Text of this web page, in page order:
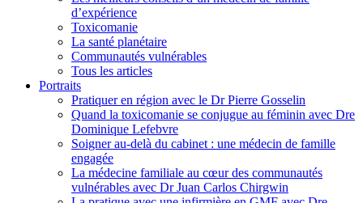
d’expérience
Toxicomanie
La santé planétaire
Communautés vulnérables
Tous les articles
Portraits
Pratiquer en région avec le Dr Pierre Gosselin
Quand la toxicomanie se conjugue au féminin avec Dre
Dominique Lefebvre
Soigner au-delà du cabinet : une médecin de famille
engagée
La médecine familiale au cœur des communautés
vulnérables avec Dr Juan Carlos Chirgwin